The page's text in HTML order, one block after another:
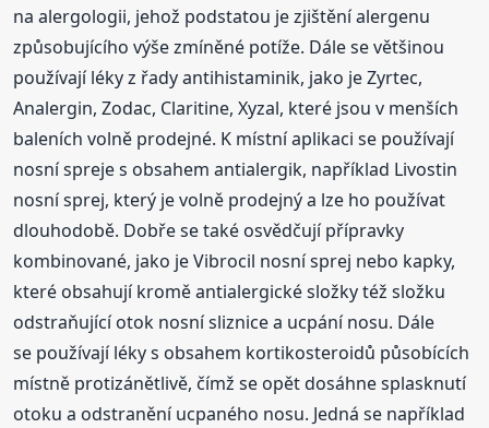
na alergologii, jehož podstatou je zjištění alergenu
způsobujícího výše zmíněné potíže. Dále se většinou
používají léky z řady antihistaminik, jako je Zyrtec,
Analergin, Zodac, Claritine, Xyzal, které jsou v menších
baleních volně prodejné. K místní aplikaci se používají
nosní spreje s obsahem antialergik, například Livostin
nosní sprej, který je volně prodejný a lze ho používat
dlouhodobě. Dobře se také osvědčují přípravky
kombinované, jako je Vibrocil nosní sprej nebo kapky,
které obsahují kromě antialergické složky též složku
odstraňující otok nosní sliznice a ucpání nosu. Dále
se používají léky s obsahem kortikosteroidů působících
místně protizánětlivě, čímž se opět dosáhne splasknutí
otoku a odstranění ucpaného nosu. Jedná se například